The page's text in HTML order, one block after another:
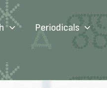
Periodicals